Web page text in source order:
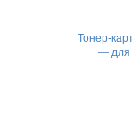
Тонер-
— для